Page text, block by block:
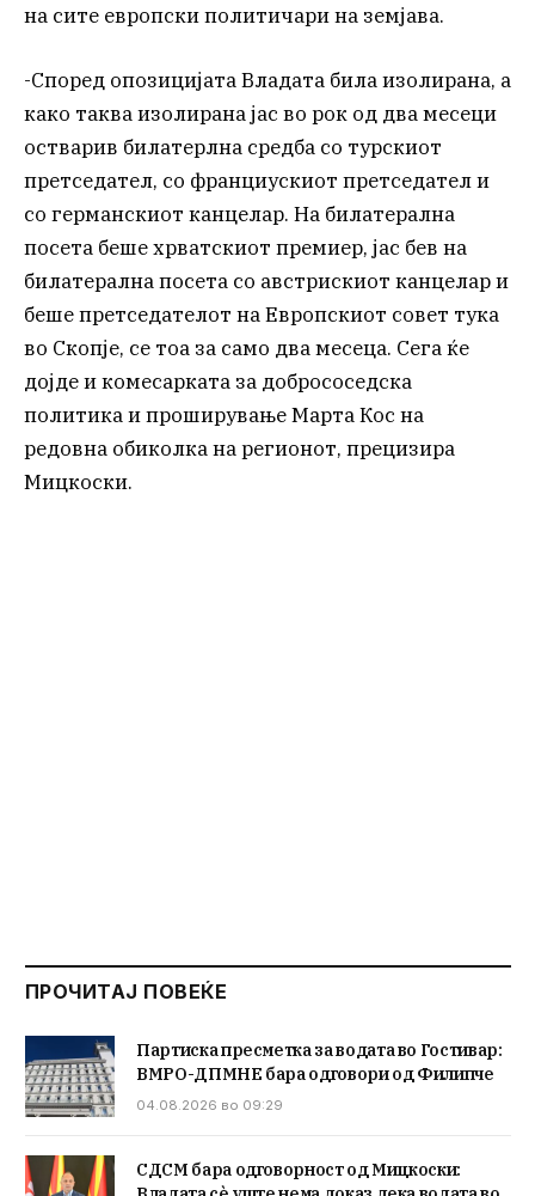
на сите европски политичари на земјава.
-Според опозицијата Владата била изолирана, а
како таква изолирана јас во рок од два месеци
остварив билатерлна средба со турскиот
претседател, со франциускиот претседател и
со германскиот канцелар. На билатерална
посета беше хрватскиот премиер, јас бев на
билатерална посета со австрискиот канцелар и
беше претседателот на Европскиот совет тука
во Скопје, се тоа за само два месеца. Сега ќе
дојде и комесарката за добрососедска
политика и проширување Марта Кос на
редовна обиколка на регионот, прецизира
Мицкоски.
ПРОЧИТАЈ ПОВЕЌЕ
Партиска пресметка за водата во Гостивар:
ВМРО-ДПМНЕ бара одговори од Филипче
04.08.2026 во 09:29
СДСМ бара одговорност од Мицкоски: